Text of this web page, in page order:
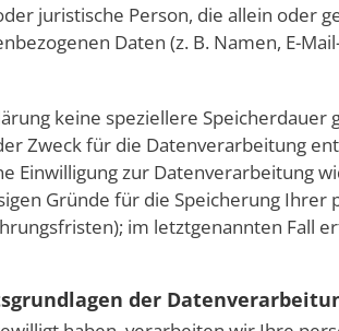
juristische Person, die allein oder
Daten (z. B. Namen, E-
keine speziellere Speicherdauer
Zweck für die Datenverarbeitung
Einwilligung zur Datenverarbeitung
Gründe für die Speicherung Ihrer
im letztgenannten Fall
der